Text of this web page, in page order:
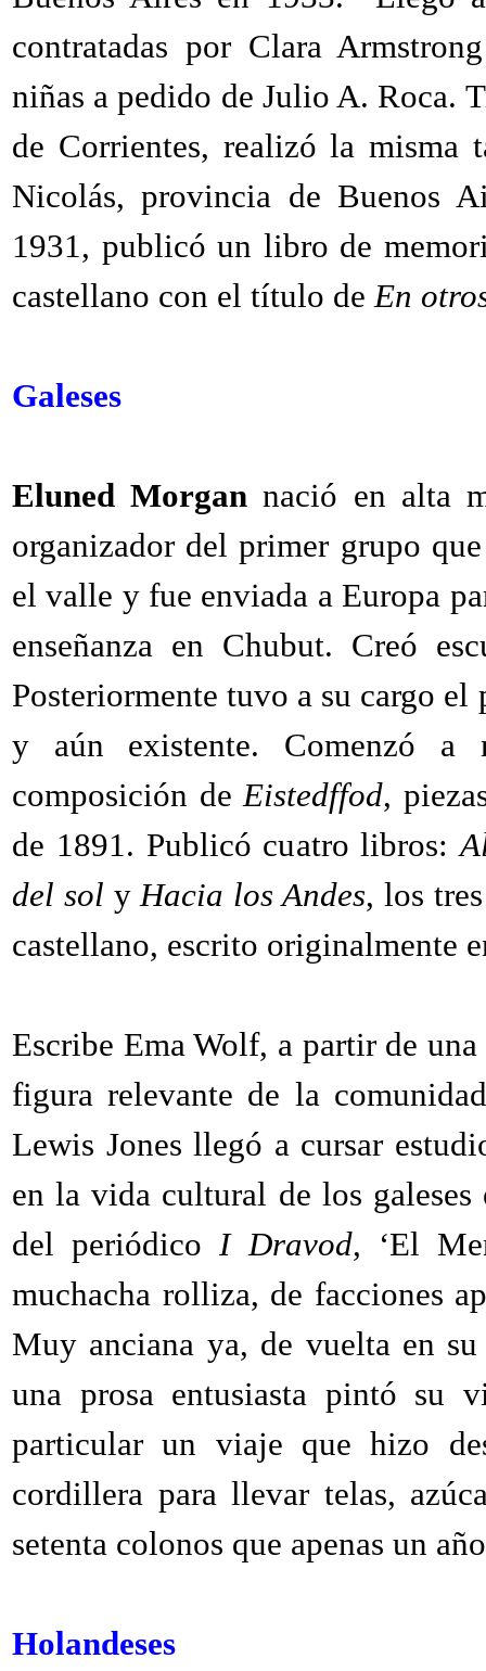
contratadas por Clara
niñas a pedido de Julio A. Roca.
de Corrientes, realizó la misma
Nicolás, provincia de Buenos
1931, publicó un libro de
castellano con el título deEn
Galeses
Eluned Morgan nació en alta
organizador del primer grupo
el valle y fue enviada a Europa
enseñanza en Chubut. Creó
Posteriormente tuvo a su cargo
y aún existente. Comenzó a
composición deEistedffod,
de 1891. Publicó cuatro libros:
del sol yHacia los Andes, los
castellano, escrito originalmente
Escribe Ema Wolf, a partir de
figura relevante de la
Lewis Jones llegó a cursar
en la vida cultural de los galeses
del periódicoI Dravod, ‘El
muchacha rolliza, de facciones
Muy anciana ya, de vuelta en
una prosa entusiasta pintó su
particular un viaje que hizo
cordillera para llevar telas,
setenta colonos que apenas un
Holandeses